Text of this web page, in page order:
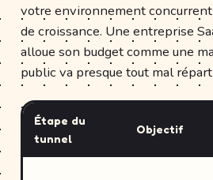
votre environnement
de croissance. Une entreprise
alloue son budget comme une
public va presque tout mal
Étape du
tunnel
Objectif